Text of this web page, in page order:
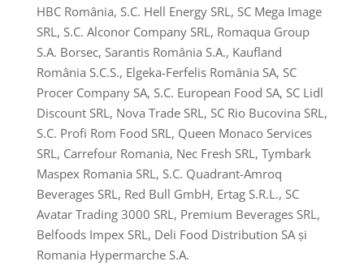
HBC România, S.C. Hell Energy SRL, SC Mega Image
SRL, S.C. Alconor Company SRL, Romaqua Group
S.A. Borsec, Sarantis România S.A., Kaufland
România S.C.S., Elgeka-Ferfelis România SA, SC
Procer Company SA, S.C. European Food SA, SC Lidl
Discount SRL, Nova Trade SRL, SC Rio Bucovina SRL,
S.C. Profi Rom Food SRL, Queen Monaco Services
SRL, Carrefour Romania, Nec Fresh SRL, Tymbark
Maspex Romania SRL, S.C. Quadrant-Amroq
Beverages SRL, Red Bull GmbH, Ertag S.R.L., SC
Avatar Trading 3000 SRL, Premium Beverages SRL,
Belfoods Impex SRL, Deli Food Distribution SA și
Romania Hypermarche S.A.